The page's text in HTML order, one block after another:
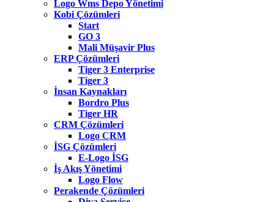
Logo Wms Depo Yönetimi
Kobi Çözümleri
Start
GO 3
Mali Müşavir Plus
ERP Çözümleri
Tiger 3 Enterprise
Tiger 3
İnsan Kaynakları
Bordro Plus
Tiger HR
CRM Çözümleri
Logo CRM
İSG Çözümleri
E-Logo İSG
İş Akış Yönetimi
Logo Flow
Perakende Çözümleri